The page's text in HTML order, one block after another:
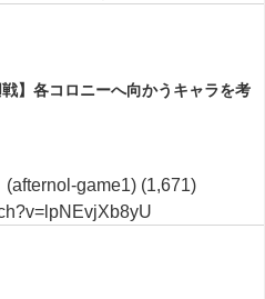
戦】各コロニーへ向かうキャラを考
(afternol-game1) (1,671)